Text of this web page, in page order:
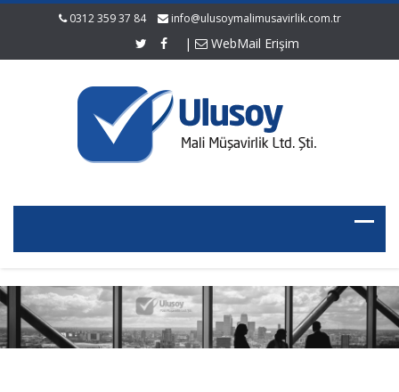
0312 359 37 84 info@ulusoymalimusavirlik.com.tr
| WebMail Erişim